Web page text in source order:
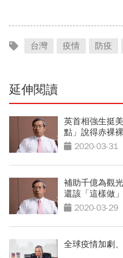
台灣 疫情 防疫
延伸閱讀
英首相強生挺
點」說得赤裸
2020-03-31
補助千億為觀
還該「這樣做」
2020-03-29
全球疫情加劇